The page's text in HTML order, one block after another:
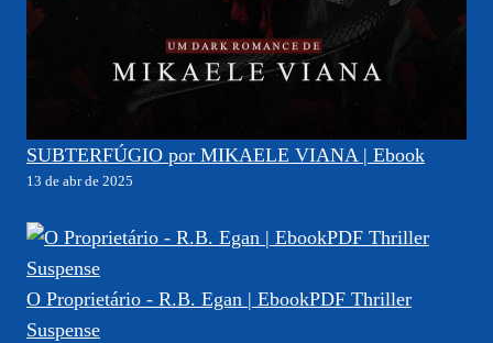
SUBTERFÚGIO por MIKAELE VIANA | Ebook
13 de abr de 2025
O Proprietário - R.B. Egan | EbookPDF Thriller
Suspense